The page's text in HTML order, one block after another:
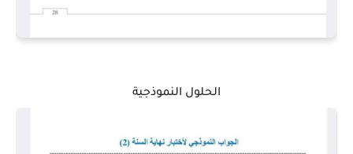
الحلول النموذجية